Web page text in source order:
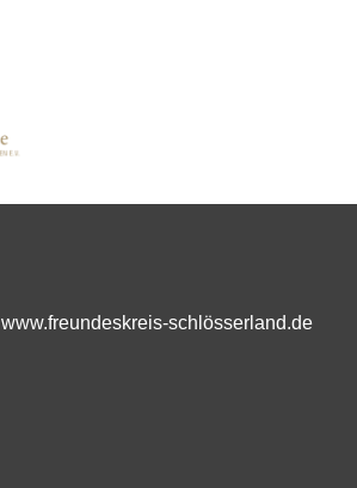
www.freundeskreis-schlösserland.de